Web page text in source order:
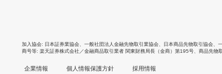
加入協会 日本証券業協会 一般社団法人金融先物取引業協会 日本商品先物取引協会
商号等 楽天証券株式会社／金融商品取引業者 関東財務局長（金商）第195号、商品先物
企業情報 個人情報保護方針 採用情報